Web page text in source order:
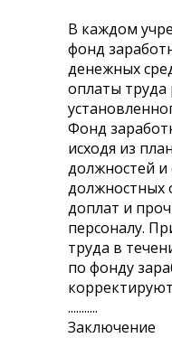
В каждом
фонд
денежных
оплаты
Фонд
исходя из
должностей и
должностных
доплат и
персоналу.
труда в
по фонду
...........
Заключение